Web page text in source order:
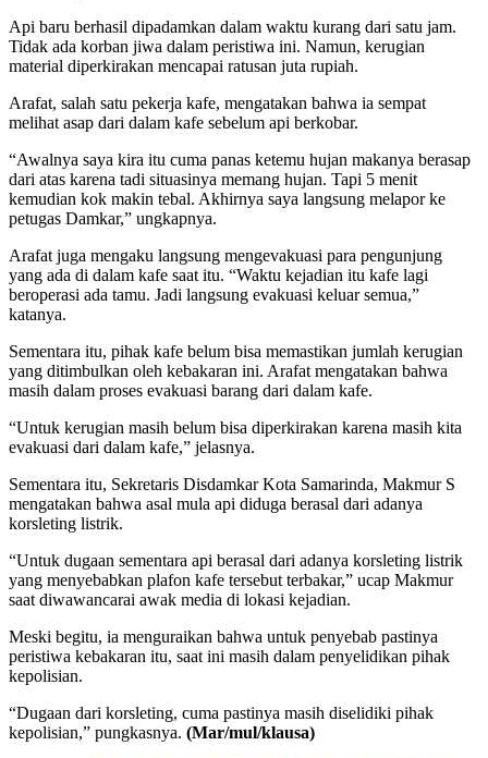
Api baru berhasil dipadamkan dalam waktu kurang dari satu jam.
Tidak ada korban jiwa dalam peristiwa ini. Namun, kerugian
material diperkirakan mencapai ratusan juta rupiah.
Arafat, salah satu pekerja kafe, mengatakan bahwa ia sempat
melihat asap dari dalam kafe sebelum api berkobar.
“Awalnya saya kira itu cuma panas ketemu hujan makanya berasap
dari atas karena tadi situasinya memang hujan. Tapi 5 menit
kemudian kok makin tebal. Akhirnya saya langsung melapor ke
petugas Damkar,” ungkapnya.
Arafat juga mengaku langsung mengevakuasi para pengunjung
yang ada di dalam kafe saat itu. “Waktu kejadian itu kafe lagi
beroperasi ada tamu. Jadi langsung evakuasi keluar semua,”
katanya.
Sementara itu, pihak kafe belum bisa memastikan jumlah kerugian
yang ditimbulkan oleh kebakaran ini. Arafat mengatakan bahwa
masih dalam proses evakuasi barang dari dalam kafe.
“Untuk kerugian masih belum bisa diperkirakan karena masih kita
evakuasi dari dalam kafe,” jelasnya.
Sementara itu, Sekretaris Disdamkar Kota Samarinda, Makmur S
mengatakan bahwa asal mula api diduga berasal dari adanya
korsleting listrik.
“Untuk dugaan sementara api berasal dari adanya korsleting listrik
yang menyebabkan plafon kafe tersebut terbakar,” ucap Makmur
saat diwawancarai awak media di lokasi kejadian.
Meski begitu, ia menguraikan bahwa untuk penyebab pastinya
peristiwa kebakaran itu, saat ini masih dalam penyelidikan pihak
kepolisian.
“Dugaan dari korsleting, cuma pastinya masih diselidiki pihak
kepolisian,” pungkasnya. (Mar/mul/klausa)